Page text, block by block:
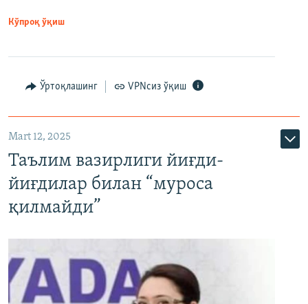
Кўпроқ ўқиш
Ўртоқлашинг VPNсиз ўқиш
Mart 12, 2025
Таълим вазирлиги йиғди-
йиғдилар билан “муроса
қилмайди”